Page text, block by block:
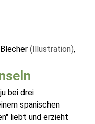
(Illustration),
bei drei
spanischen
liebt und erzieht